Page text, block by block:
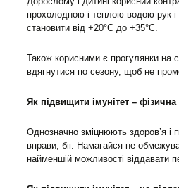
прохолодною і теплою водою рук і
становити від +20°C до +35°C.
Також корисними є прогулянки на
вдягнутися по сезону, щоб не
Як підвищити імунітет – фізична
Однозначно зміцнюють здоров’я і
вправи, біг. Намагайся не
найменшій можливості віддавати